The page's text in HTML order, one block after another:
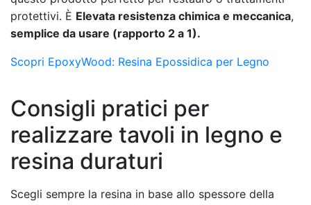
protettivi. È Elevata resistenza chimica e meccanica,
semplice da usare (rapporto 2 a 1).
Scopri EpoxyWood: Resina Epossidica per Legno
Consigli pratici per
realizzare tavoli in legno e
resina duraturi
Scegli sempre la resina in base allo spessore della